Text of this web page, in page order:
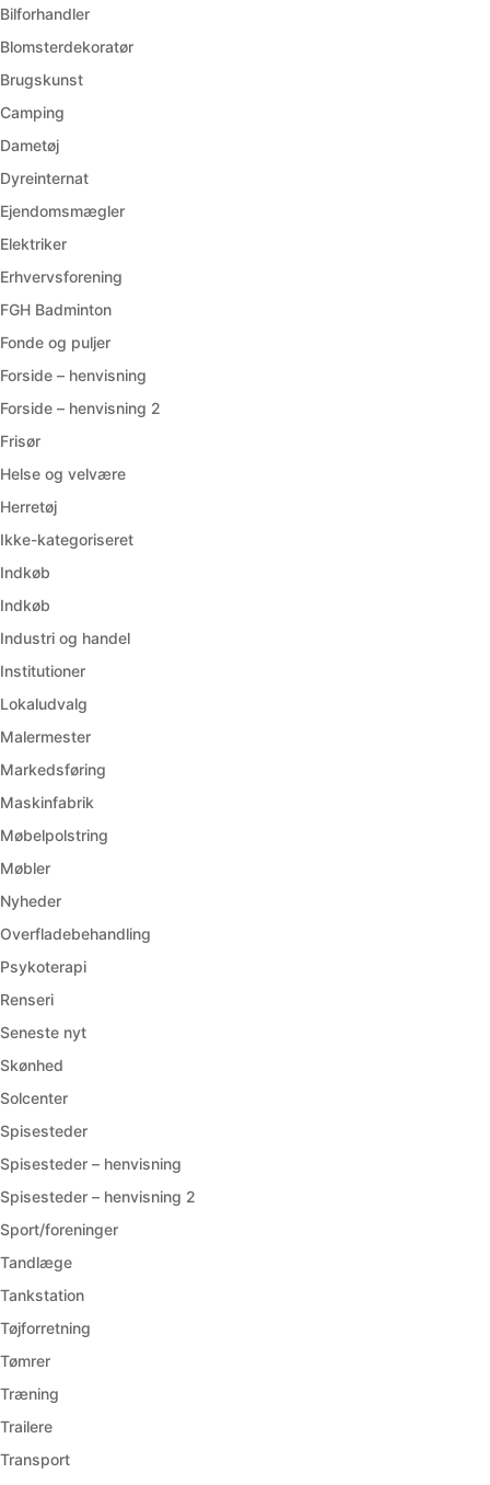
Bilforhandler
Blomsterdekoratør
Brugskunst
Camping
Dametøj
Dyreinternat
Ejendomsmægler
Elektriker
Erhvervsforening
FGH Badminton
Fonde og puljer
Forside – henvisning
Forside – henvisning 2
Frisør
Helse og velvære
Herretøj
Ikke-kategoriseret
Indkøb
Indkøb
Industri og handel
Institutioner
Lokaludvalg
Malermester
Markedsføring
Maskinfabrik
Møbelpolstring
Møbler
Nyheder
Overfladebehandling
Psykoterapi
Renseri
Seneste nyt
Skønhed
Solcenter
Spisesteder
Spisesteder – henvisning
Spisesteder – henvisning 2
Sport/foreninger
Tandlæge
Tankstation
Tøjforretning
Tømrer
Træning
Trailere
Transport